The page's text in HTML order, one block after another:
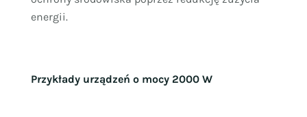
energii.
Przykłady urządzeń o mocy 2000 W